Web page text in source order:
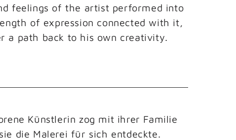
feelings of the artist performed into
of expression connected with it,
a path back to his own creativity.
Künstlerin zog mit ihrer Familie
die Malerei für sich entdeckte.